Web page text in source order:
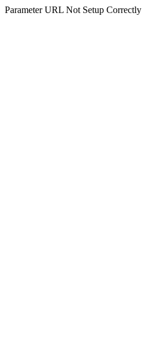
Parameter URL Not Setup Correctly